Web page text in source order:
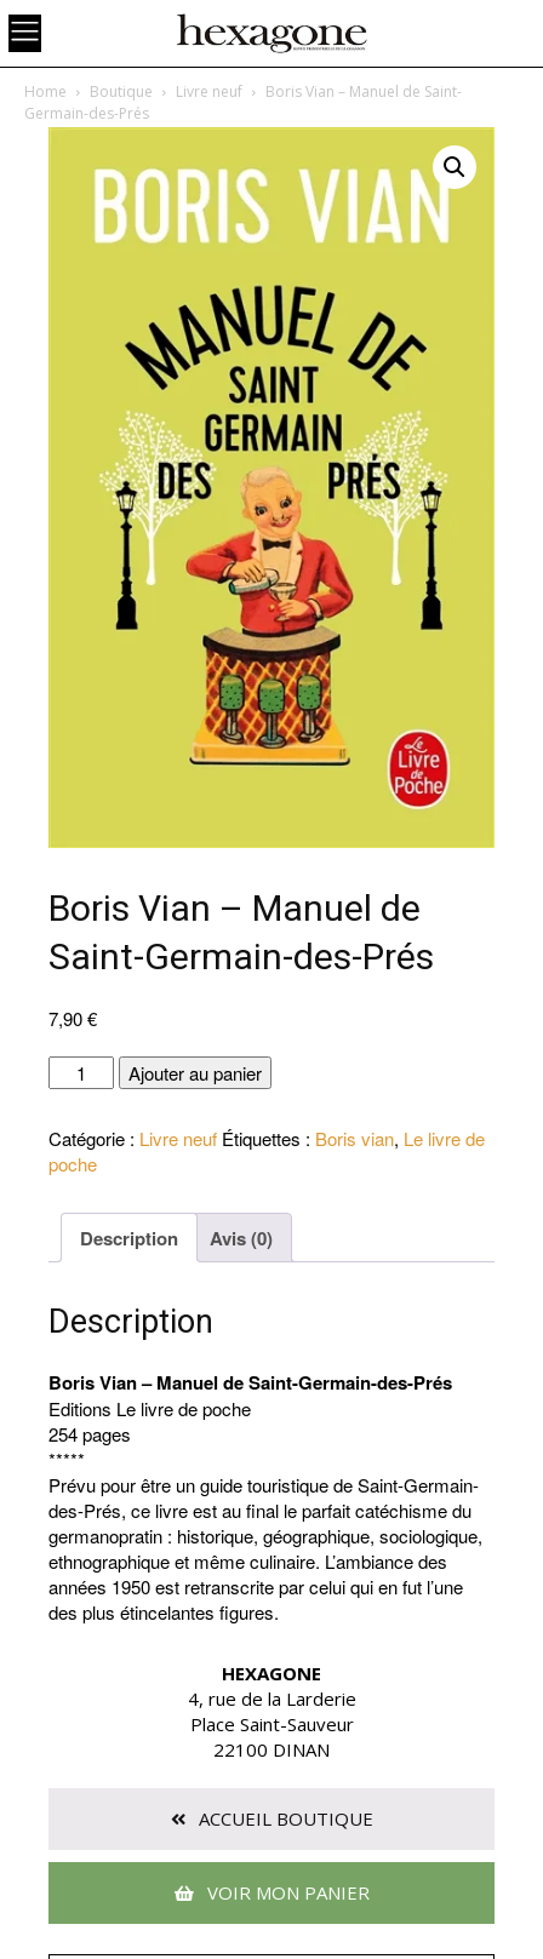
Home Boutique Livre neuf
Boris Vian – Manuel de Saint-
Germain-des-Prés
Boris Vian – Manuel de
Saint-Germain-des-Prés
7,90€
quantité
de
Vian
-
de
Saint-
Prés
Ajouter au panier
Catégorie : Livre neuf Étiquettes : Boris vian, Le livre de
poche
Description Avis (0)
Description
Boris Vian – Manuel de Saint-Germain-des-Prés
Editions Le livre de poche
254 pages
*****
Prévu pour être un guide touristique de Saint-Germain-
des-Prés, ce livre est au final le parfait catéchisme du
germanopratin : historique, géographique, sociologique,
ethnographique et même culinaire. L’ambiance des
années 1950 est retranscrite par celui qui en fut l’une
des plus étincelantes figures.
HEXAGONE
4, rue de la Larderie
Place Saint-Sauveur
22100 DINAN
ACCUEIL BOUTIQUE
VOIR MON PANIER